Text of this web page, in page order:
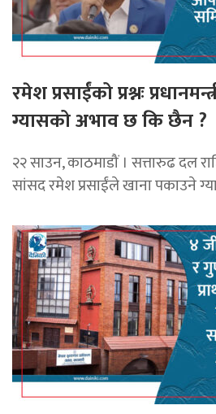
रमेश प्रसाईंको प्रश्नः
ग्यासको अभाव छ कि छैन ?
२२ साउन, काठमाडौं । सत्तारुढ दल
सांसद रमेश प्रसाईंले खाना पकाउने